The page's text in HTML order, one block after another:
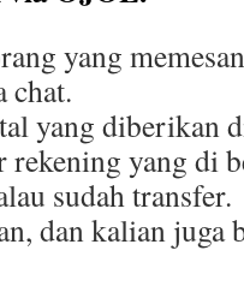
yang
chat.
yang diberikan
rekening yang di
sudah transfer.
dan kalian juga